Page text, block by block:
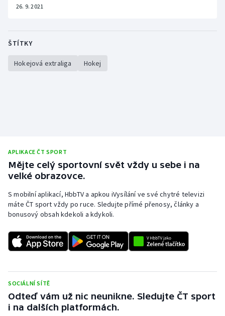
26. 9. 2021
ŠTÍTKY
Hokejová extraliga Hokej
APLIKACE ČT SPORT
Mějte celý sportovní svět vždy u sebe i na
velké obrazovce.
S mobilní aplikací, HbbTV a apkou iVysílání ve své chytré televizi
máte ČT sport vždy po ruce. Sledujte přímé přenosy, články a
bonusový obsah kdekoli a kdykoli.
SOCIÁLNÍ SÍTĚ
Odteď vám už nic neunikne. Sledujte ČT sport
i na dalších platformách.